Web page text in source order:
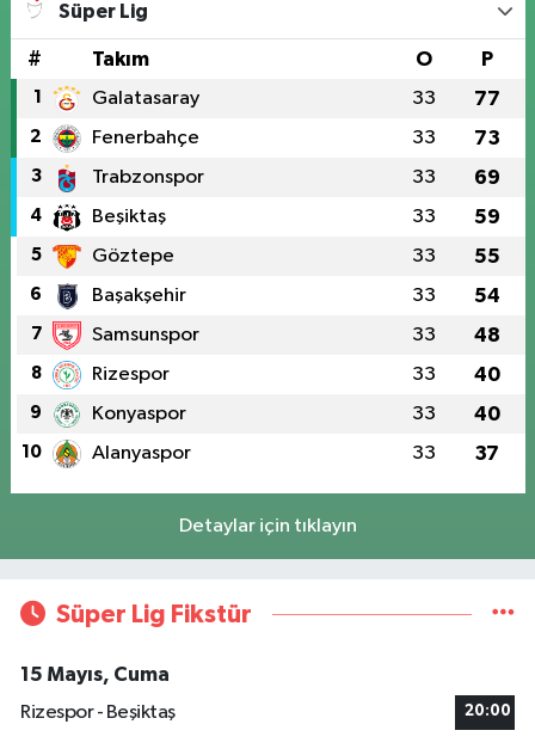
Süper Lig
# Takım O P
1 Galatasaray 33 77
2 Fenerbahçe 33 73
3 Trabzonspor 33 69
4 Beşiktaş 33 59
5 Göztepe 33 55
6 Başakşehir 33 54
7 Samsunspor 33 48
8 Rizespor 33 40
9 Konyaspor 33 40
10 Alanyaspor 33 37
Detaylar için tıklayın
Süper Lig Fikstür
15 Mayıs, Cuma
Rizespor - Beşiktaş
20:00